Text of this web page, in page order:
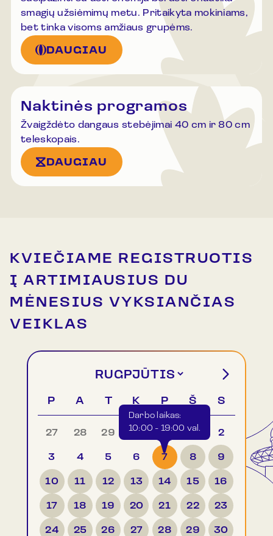
smagių užsiėmimų metu. Pritaikyta mokiniams,
bet tinka visoms amžiaus grupėms.
DAUGIAU
Naktinės programos
Žvaigždėto dangaus stebėjimai 40 cm ir 80 cm
teleskopais.
DAUGIAU
KVIEČIAME REGISTRUOTIS
Į ARTIMIAUSIUS DU
MĖNESIUS VYKSIANČIAS
VEIKLAS
P A T K P Š S
27 28 29 30 31 1 2
3 4 5 6 7
Darbo laikas:
10:00 - 19:00 val.
8 9
10 11 12 13 14 15 16
17 18 19 20 21 22 23
24 25 26 27 28 29 30